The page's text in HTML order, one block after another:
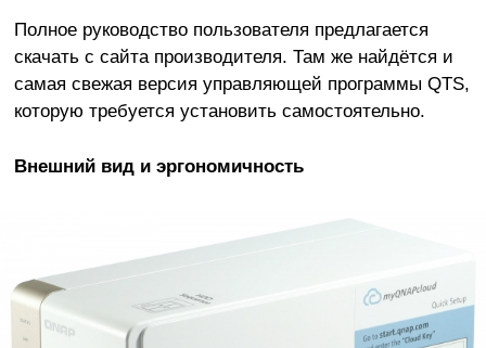
Полное руководство пользователя предлагается
скачать с сайта производителя. Там же найдётся и
самая свежая версия управляющей программы QTS,
которую требуется установить самостоятельно.
Внешний вид и эргономичность